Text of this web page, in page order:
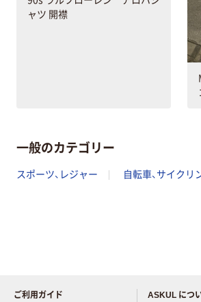
ャツ 開襟
一般のカテゴリー
スポーツ、レジャー 自転車、サイクリ
ご利用ガイド
ASKUL につ